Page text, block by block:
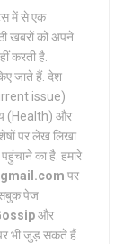
में से एक
खबरों को अपने
करती है.
जाते हैं. देश
issue)
(Health) और
पर लेख लिखा
का है. हमारे
पर
पेज
और
भी जुड़ सकते हैं.